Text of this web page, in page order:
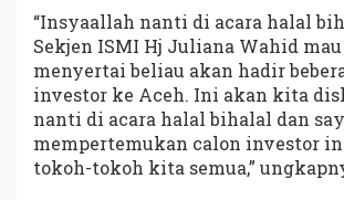
“Insyaallah nanti di acara halal
Sekjen ISMI Hj Juliana Wahid
menyertai beliau akan hadir
investor ke Aceh. Ini akan kita
nanti di acara halal bihalal dan
mempertemukan calon investor
tokoh-tokoh kita semua,”